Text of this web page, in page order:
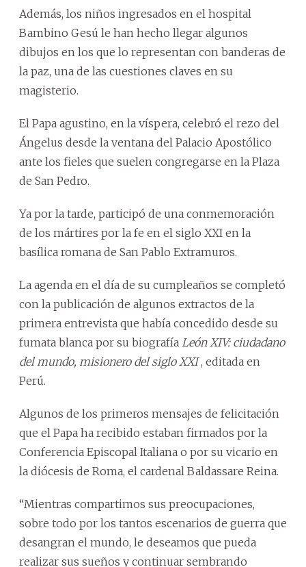
Además, los niños ingresados en el hospital
Bambino Gesú le han hecho llegar algunos
dibujos en los que lo representan con banderas de
la paz, una de las cuestiones claves en su
magisterio.
El Papa agustino, en la víspera, celebró el rezo del
Ángelus desde la ventana del Palacio Apostólico
ante los fieles que suelen congregarse en la Plaza
de San Pedro.
Ya por la tarde, participó de una conmemoración
de los mártires por la fe en el siglo XXI en la
basílica romana de San Pablo Extramuros.
La agenda en el día de su cumpleaños se completó
con la publicación de algunos extractos de la
primera entrevista que había concedido desde su
fumata blanca por su biografía León XIV: ciudadano
del mundo, misionero del siglo XXI, editada en
Perú.
Algunos de los primeros mensajes de felicitación
que el Papa ha recibido estaban firmados por la
Conferencia Episcopal Italiana o por su vicario en
la diócesis de Roma, el cardenal Baldassare Reina.
“Mientras compartimos sus preocupaciones,
sobre todo por los tantos escenarios de guerra que
desangran el mundo, le deseamos que pueda
realizar sus sueños y continuar sembrando